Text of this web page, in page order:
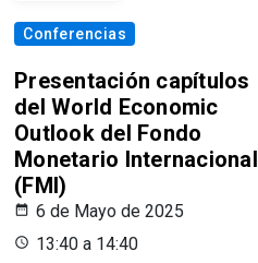
Conferencias
Presentación capítulos
del World Economic
Outlook del Fondo
Monetario Internacional
(FMI)
6 de Mayo de 2025
13:40 a 14:40